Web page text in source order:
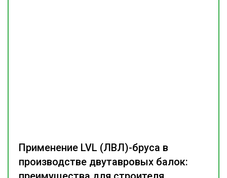
Применение LVL (ЛВЛ)-бруса в
производстве двутавровых балок: